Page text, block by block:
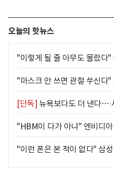
오늘의 핫뉴스
"이렇게 될 줄 아무도 몰랐다"
"마스크 안 쓰면 관절 쑤신다
[단독] 뉴욕보다도 더 낸다…
"HBM이 다가 아냐" 엔비디
"이런 폰은 본 적이 없다" 삼